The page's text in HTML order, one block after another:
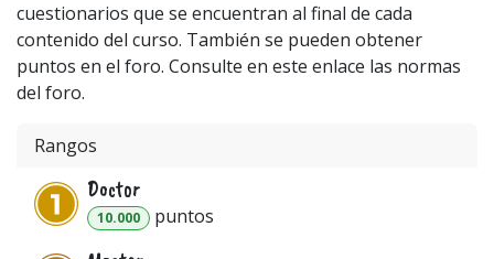
cuestionarios que se encuentran al final de cada
contenido del curso. También se pueden obtener
puntos en el foro. Consulte en este enlace las normas
del foro.
Rangos
Doctor
10.000 puntos